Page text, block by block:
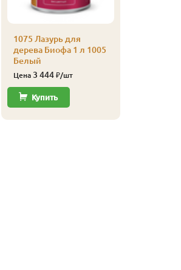
1075 Лазурь для
дерева Биофа 1 л 1005
Белый
Цена 3 444₽/шт
Купить